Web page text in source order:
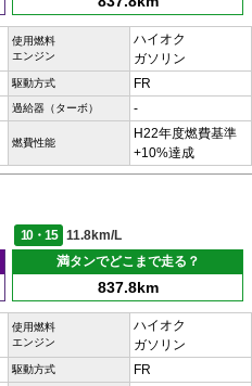
使用燃料
エンジン
ハイオク
ガソリン
駆動方式 FR
過給器（ターボ） -
燃費性能
H22年度燃費基準
+10%達成
10・15
11.8km/L
満タンでどこまで走る？
837.8km
使用燃料
エンジン
ハイオク
ガソリン
駆動方式 FR